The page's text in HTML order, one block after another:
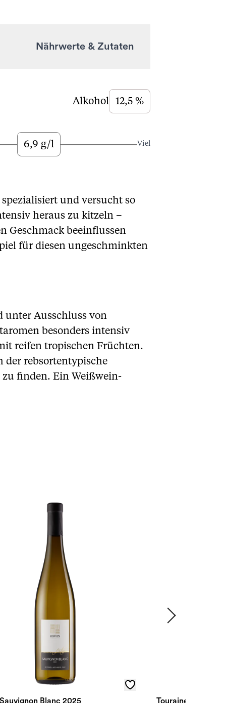
Nährwerte & Zutaten
Alkohol
12,5 %
6,9 g/l Viel
und versucht so
heraus zu kitzeln –
Geschmack beeinflussen
für diesen ungeschminkten
unter Ausschluss von
besonders intensiv
reifen tropischen Früchten.
der rebsortentypische
finden. Ein Weißwein-
Blanc 2025